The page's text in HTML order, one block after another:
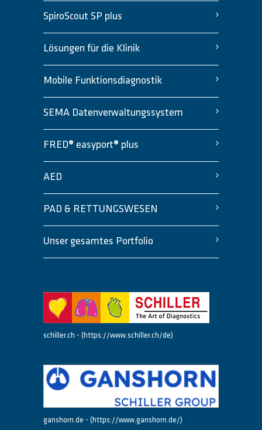
SpiroScout SP plus
Lösungen für die Klinik
Mobile Funktionsdiagnostik
SEMA Datenverwaltungssystem
FRED® easyport® plus
AED
PAD & RETTUNGSWESEN
Unser gesamtes Portfolio
schiller.ch - (https://www.schiller.ch/de)
ganshorn.de - (https://www.ganshorn.de/)